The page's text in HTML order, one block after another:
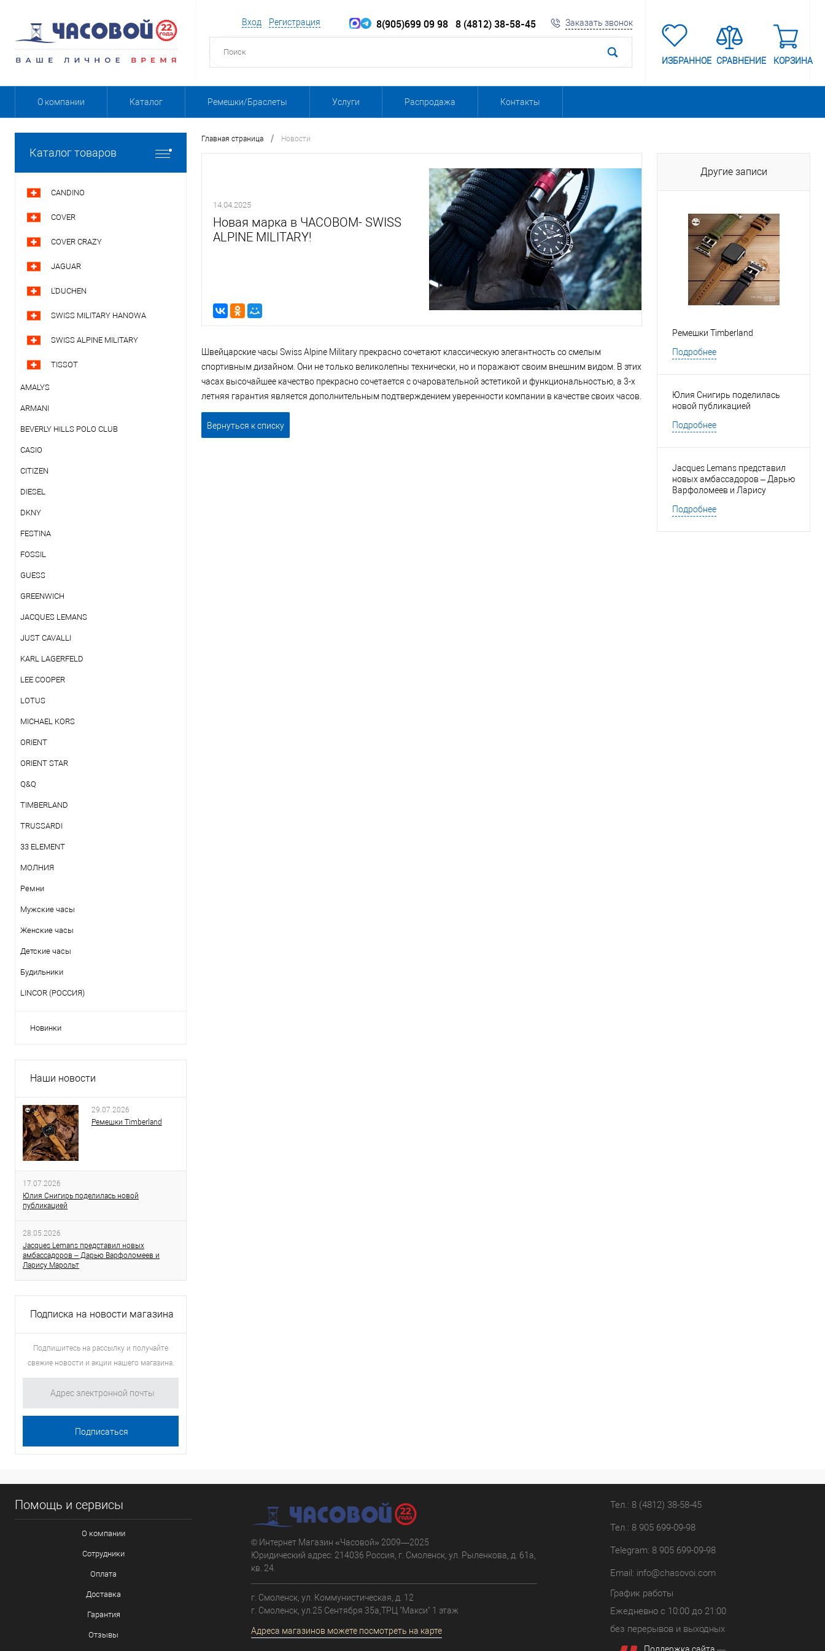
Вход Регистрация 8(905)699 09 98 8 (4812) 38-58-45 Заказать звонок
ИЗБРАННОЕ СРАВНЕНИЕ КОРЗИНА
О компании Каталог Ремешки/Браслеты Услуги Распродажа Контакты
Каталог товаров
CANDINO
COVER
COVER CRAZY
JAGUAR
L'DUCHEN
SWISS MILITARY HANOWA
SWISS ALPINE MILITARY
TISSOT
AMALYS
ARMANI
BEVERLY HILLS POLO CLUB
CASIO
CITIZEN
DIESEL
DKNY
FESTINA
FOSSIL
GUESS
GREENWICH
JACQUES LEMANS
JUST CAVALLI
KARL LAGERFELD
LEE COOPER
LOTUS
MICHAEL KORS
ORIENT
ORIENT STAR
Q&Q
TIMBERLAND
TRUSSARDI
33 ELEMENT
МОЛНИЯ
Ремни
Мужские часы
Женские часы
Детские часы
Будильники
LINCOR (РОССИЯ)
Новинки
Наши новости
29.07.2026
Ремешки Timberland
17.07.2026
Юлия Снигирь поделилась новой
публикацией
28.05.2026
Jacques Lemans представил новых
амбассадоров – Дарью Варфоломеев и
Ларису Марольт
Подписка на новости магазина
Подпишитесь на рассылку и получайте
свежие новости и акции нашего магазина.
Главная страница / Новости
14.04.2025
Новая марка в ЧАСОВОМ- SWISS
ALPINE MILITARY!
Швейцарские часы Swiss Alpine Military прекрасно сочетают классическую элегантность со смелым
спортивным дизайном. Они не только великолепны технически, но и поражают своим внешним видом. В этих
часах высочайшее качество прекрасно сочетается с очаровательной эстетикой и функциональностью, а 3-х
летняя гарантия является дополнительным подтверждением уверенности компании в качестве своих часов.
Вернуться к списку
Другие записи
Ремешки Timberland
Подробнее
Юлия Снигирь поделилась
новой публикацией
Подробнее
Jacques Lemans представил
новых амбассадоров – Дарью
Варфоломеев и Ларису
Подробнее
Помощь и сервисы
О компании
Сотрудники
Оплата
Доставка
Гарантия
Отзывы
© Интернет Магазин «Часовой» 2009—2025
Юридический адрес: 214036 Россия, г. Смоленск, ул. Рыленкова, д. 61а,
кв. 24.
г. Смоленск, ул. Коммунистическая, д. 12
г. Смоленск, ул.25 Сентября 35а,ТРЦ "Макси" 1 этаж
Адреса магазинов можете посмотреть на карте
Тел.: 8 (4812) 38-58-45
Тел.: 8 905 699-09-98
Telegram: 8 905 699-09-98
Email: info@chasovoi.com
График работы
Ежедневно с 10:00 до 21:00
без перерывов и выходных